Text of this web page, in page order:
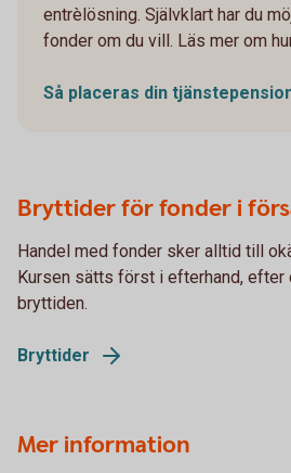
entrèlösning. Självklart har du
fonder om du vill. Läs mer om
Så placeras din
Bryttider för fonder i
Handel med fonder sker alltid till
Kursen sätts först i efterhand, efter
bryttiden.
Bryttider
Mer information